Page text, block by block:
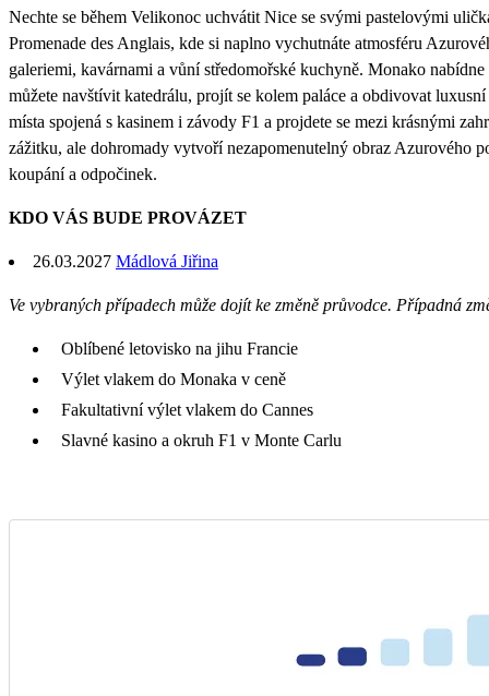
Nechte se během Velikonoc uchvátit Nice se svými pastelovými
Promenade des Anglais, kde si naplno vychutnáte atmosféru
galeriemi, kavárnami a vůní středomořské kuchyně. Monako
můžete navštívit katedrálu, projít se kolem paláce a obdivovat
místa spojená s kasinem i závody F1 a projdete se mezi krásnými
zážitku, ale dohromady vytvoří nezapomenutelný obraz Azurového
koupání a odpočinek.
KDO VÁS BUDE PROVÁZET
26.03.2027 Mádlová Jiřina
Ve vybraných případech může dojít ke změně průvodce. Případná
Oblíbené letovisko na jihu Francie
Výlet vlakem do Monaka v ceně
Fakultativní výlet vlakem do Cannes
Slavné kasino a okruh F1 v Monte Carlu